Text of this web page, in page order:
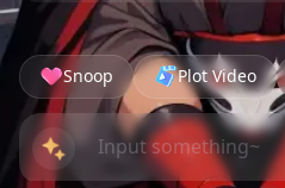
Snoop Plot Video